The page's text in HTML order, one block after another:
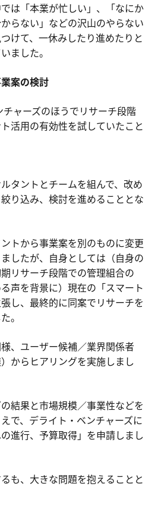
は「本業が忙しい」、「なにか
らない」などの沢山のやらない
けて、一休みしたり進めたりと
ました。
案の検討
ャーズのほうでリサーチ段階
活用の有効性を試していたこと
タントとチームを組んで、改め
り込み、検討を進めることとな
トから事業案を別のものに変更
したが、自身としては（自身の
リサーチ段階での管理組合の
声を背景に）現在の「スマート
し、最終的に同案でリサーチを
。
、ユーザー候補／業界関係者
）からヒアリングを実施しまし
結果と市場規模／事業性などを
で、デライト・ベンチャーズに
進行、予算取得」を申請しまし
も、大きな問題を抱えることと